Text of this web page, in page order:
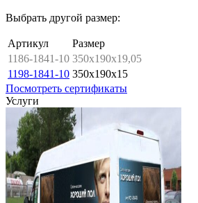
Выбрать другой размер:
Артикул
Размер
1186-1841-10 350x190x19,05
1198-1841-10 350x190x15
Посмотреть сертификаты
Услуги